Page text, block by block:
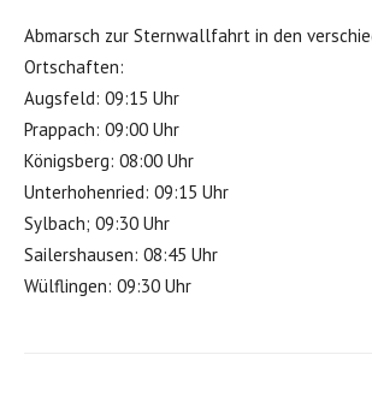
Abmarsch zur Sternwallfahrt in den
Ortschaften:
Augsfeld: 09:15 Uhr
Prappach: 09:00 Uhr
Königsberg: 08:00 Uhr
Unterhohenried: 09:15 Uhr
Sylbach; 09:30 Uhr
Sailershausen: 08:45 Uhr
Wülflingen: 09:30 Uhr